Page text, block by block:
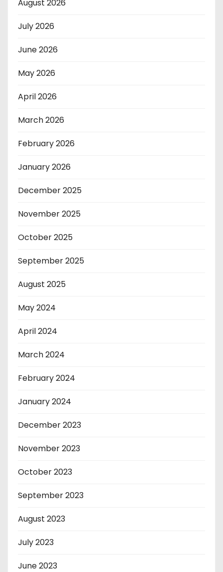
August 2026
July 2026
June 2026
May 2026
April 2026
March 2026
February 2026
January 2026
December 2025
November 2025
October 2025
September 2025
August 2025
May 2024
April 2024
March 2024
February 2024
January 2024
December 2023
November 2023
October 2023
September 2023
August 2023
July 2023
June 2023